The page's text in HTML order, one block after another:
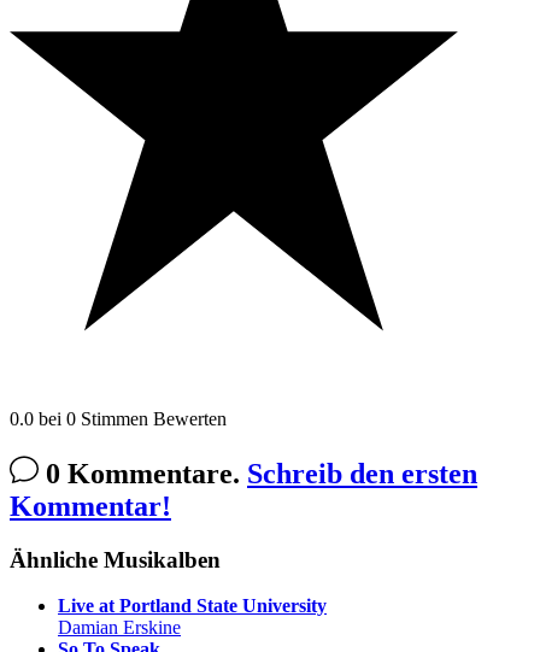
0.0 bei 0 Stimmen Bewerten
0 Kommentare. Schreib den ersten
Kommentar!
Ähnliche Musikalben
Live at Portland State University
Damian Erskine